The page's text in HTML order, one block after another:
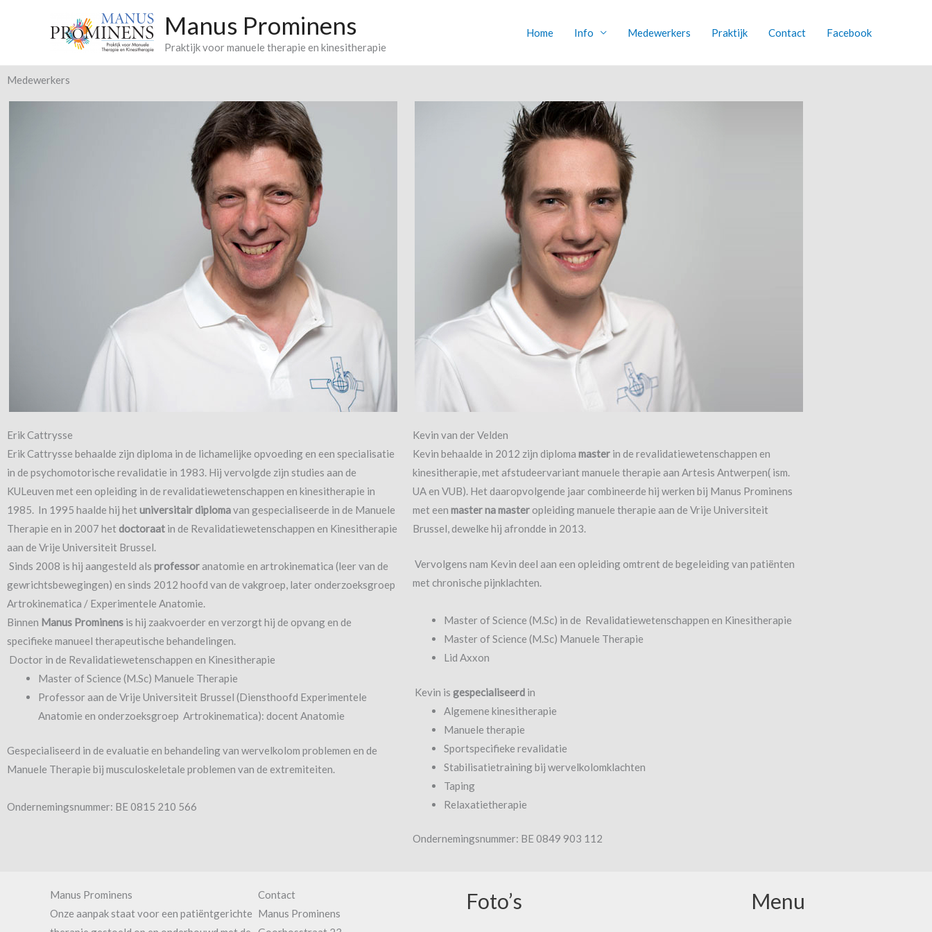
inhoud
Manus Prominens
Praktijk voor manuele therapie en kinesitherapie
Home Info Medewerkers Praktijk Contact Facebook
Medewerkers
Erik Cattrysse
Erik Cattrysse behaalde zijn diploma in de lichamelijke opvoeding en een specialisatie
in de psychomotorische revalidatie in 1983. Hij vervolgde zijn studies aan de
KULeuven met een opleiding in de revalidatiewetenschappen en kinesitherapie in
1985. In 1995 haalde hij het universitair diplomavan gespecialiseerde in de Manuele
Therapie en in 2007 het doctoraat in de Revalidatiewetenschappen en Kinesitherapie
aan de Vrije Universiteit Brussel.
Sinds 2008 is hij aangesteld als professor anatomie en artrokinematica (leer van de
gewrichtsbewegingen) en sinds 2012 hoofd van de vakgroep, later onderzoeksgroep
Artrokinematica / Experimentele Anatomie.
Binnen Manus Prominens is hij zaakvoerder en verzorgt hij de opvang en de
specifieke manueel therapeutische behandelingen.
Doctor in de Revalidatiewetenschappen en Kinesitherapie
Master of Science (M.Sc) Manuele Therapie
Professor aan de Vrije Universiteit Brussel (Diensthoofd Experimentele
Anatomie en onderzoeksgroep Artrokinematica): docent Anatomie
Gespecialiseerd in de evaluatie en behandeling van wervelkolom problemen en de
Manuele Therapie bij musculoskeletale problemen van de extremiteiten.
Ondernemingsnummer: BE 0815 210 566
Kevin van der Velden
Kevin behaalde in 2012 zijn diploma master in de revalidatiewetenschappen en
kinesitherapie, met afstudeervariant manuele therapie aan Artesis Antwerpen( ism.
UA en VUB). Het daaropvolgende jaar combineerde hij werken bij Manus Prominens
met een master na master opleiding manuele therapie aan de Vrije Universiteit
Brussel, dewelke hij afrondde in 2013.
Vervolgens nam Kevin deel aan een opleiding omtrent de begeleiding van patiënten
met chronische pijnklachten.
Master of Science (M.Sc) in de Revalidatiewetenschappen en Kinesitherapie
Master of Science (M.Sc) Manuele Therapie
Lid Axxon
Kevin is gespecialiseerd in
Algemene kinesitherapie
Manuele therapie
Sportspecifieke revalidatie
Stabilisatietraining bij wervelkolomklachten
Taping
Relaxatietherapie
Ondernemingsnummer: BE 0849 903 112
Manus Prominens
Onze aanpak staat voor een patiëntgerichte
Contact
Manus Prominens
Foto’s Menu